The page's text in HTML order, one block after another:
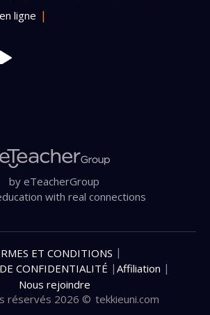
ligne
by eTeacherGroup
with real connections
réservés 2026 © tekkieuni.com
ET CONDITIONS |
CONFIDENTIALITÉ | Affiliation |
Nous rejoindre